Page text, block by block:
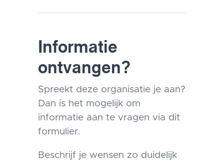
Informatie
ontvangen?
Spreekt deze organisatie je aan?
Dan is het mogelijk om
informatie aan te vragen via dit
formulier.
Beschrijf je wensen zo duidelijk